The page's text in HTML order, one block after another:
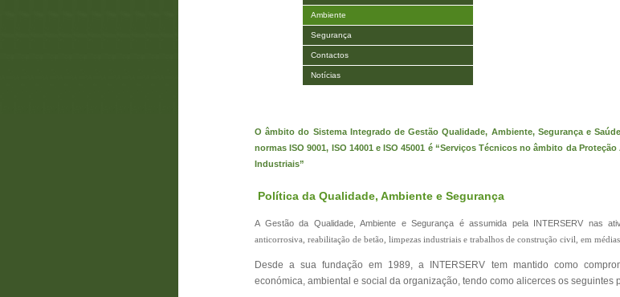
Ambiente
Segurança
Contactos
Notícias
O âmbito do Sistema Integrado de Gestão Qualidade, Ambiente, Segurança e
normas ISO 9001, ISO 14001 e ISO 45001 é “Serviços Técnicos no âmbito da
Industriais”
Política da Qualidade, Ambiente e Segurança
A Gestão da Qualidade, Ambiente e Segurança é assumida pela INTERSERV nas
anticorrosiva, reabilitação de betão, limpezas industriais e trabalhos de construção civil, em
Desde a sua fundação em 1989, a INTERSERV tem mantido como
económica, ambiental e social da organização, tendo como alicerces os seguintes